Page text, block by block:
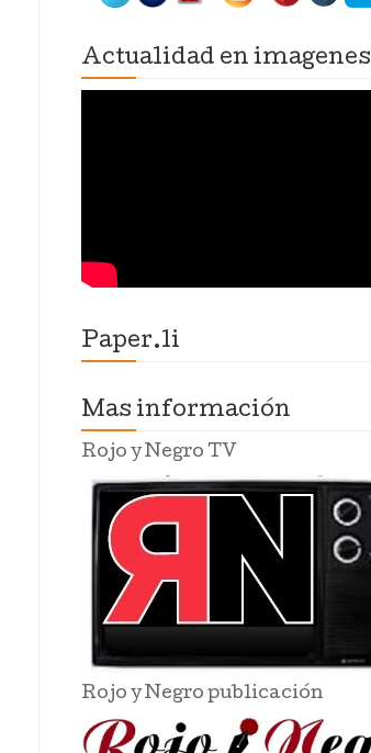
Actualidad en imagenes
Paper.li
Mas información
Rojo y Negro TV
Rojo y Negro publicación